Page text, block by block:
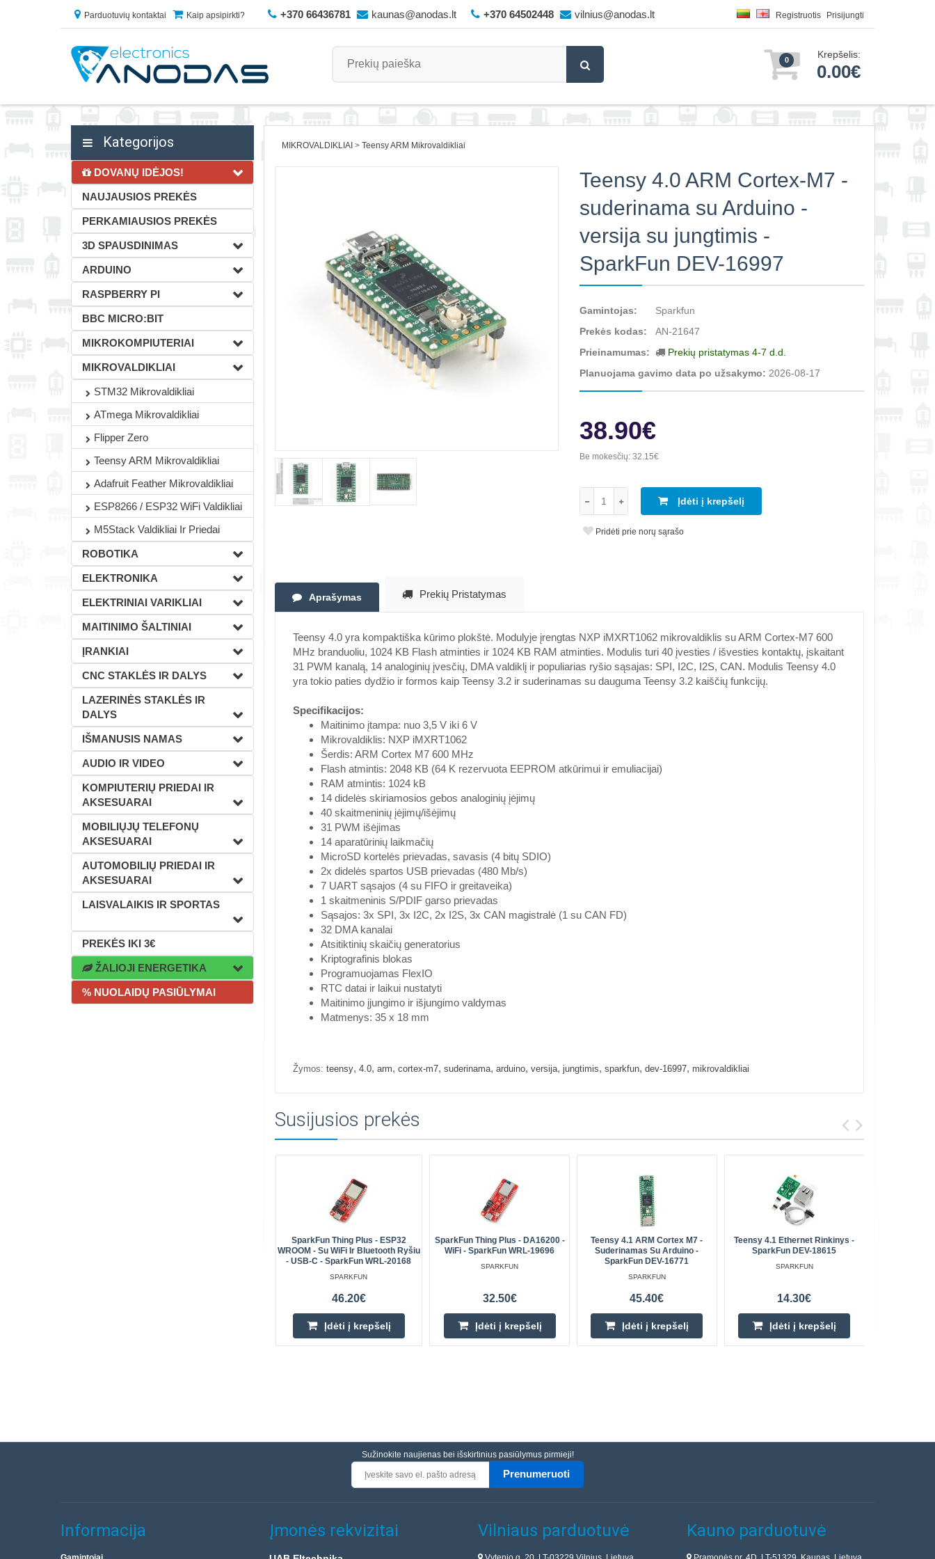
Parduotuvių kontaktai Kaip apsipirkti? +370 66436781 kaunas@anodas.lt +370 64502448 vilnius@anodas.lt Registruotis Prisijungti
0 Krepšelis:
0.00€
Kategorijos
DOVANŲ IDĖJOS!
NAUJAUSIOS PREKĖS
PERKAMIAUSIOS PREKĖS
3D SPAUSDINIMAS
ARDUINO
RASPBERRY PI
BBC MICRO:BIT
MIKROKOMPIUTERIAI
MIKROVALDIKLIAI
STM32 Mikrovaldikliai
ATmega Mikrovaldikliai
Flipper Zero
Teensy ARM Mikrovaldikliai
Adafruit Feather Mikrovaldikliai
ESP8266 / ESP32 WiFi Valdikliai
M5Stack Valdikliai Ir Priedai
ROBOTIKA
ELEKTRONIKA
ELEKTRINIAI VARIKLIAI
MAITINIMO ŠALTINIAI
ĮRANKIAI
CNC STAKLĖS IR DALYS
LAZERINĖS STAKLĖS IR
DALYS
IŠMANUSIS NAMAS
AUDIO IR VIDEO
KOMPIUTERIŲ PRIEDAI IR
AKSESUARAI
MOBILIŲJŲ TELEFONŲ
AKSESUARAI
AUTOMOBILIŲ PRIEDAI IR
AKSESUARAI
LAISVALAIKIS IR SPORTAS
PREKĖS IKI 3€
ŽALIOJI ENERGETIKA
% NUOLAIDŲ PASIŪLYMAI
MIKROVALDIKLIAI Teensy ARM Mikrovaldikliai
Teensy 4.0 ARM Cortex-M7 -
suderinama su Arduino -
versija su jungtimis -
SparkFun DEV-16997
Gamintojas:
Sparkfun
Prekės kodas:
AN-21647
Prieinamumas:
Prekių pristatymas 4-7 d.d.
Planuojama gavimo data po užsakymo: 2026-08-17
38.90€
Be mokesčių:32.15€
Įdėti į krepšelį
Pridėti prie norų sąrašo
Aprašymas Prekių Pristatymas
Teensy 4.0 yra kompaktiška kūrimo plokštė. Modulyje įrengtas NXP iMXRT1062 mikrovaldiklis su ARM Cortex-M7 600
MHz branduoliu, 1024 KB Flash atminties ir 1024 KB RAM atminties. Modulis turi 40 įvesties / išvesties kontaktų, įskaitant
31 PWM kanalą, 14 analoginių įvesčių, DMA valdiklį ir populiarias ryšio sąsajas: SPI, I2C, I2S, CAN. Modulis Teensy 4.0
yra tokio paties dydžio ir formos kaip Teensy 3.2 ir suderinamas su dauguma Teensy 3.2 kaiščių funkcijų.
Specifikacijos:
Maitinimo įtampa: nuo 3,5 V iki 6 V
Mikrovaldiklis: NXP iMXRT1062
Šerdis: ARM Cortex M7 600 MHz
Flash atmintis: 2048 KB (64 K rezervuota EEPROM atkūrimui ir emuliacijai)
RAM atmintis: 1024 kB
14 didelės skiriamosios gebos analoginių įėjimų
40 skaitmeninių įėjimų/išėjimų
31 PWM išėjimas
14 aparatūrinių laikmačių
MicroSD kortelės prievadas, savasis (4 bitų SDIO)
2x didelės spartos USB prievadas (480 Mb/s)
7 UART sąsajos (4 su FIFO ir greitaveika)
1 skaitmeninis S/PDIF garso prievadas
Sąsajos: 3x SPI, 3x I2C, 2x I2S, 3x CAN magistralė (1 su CAN FD)
32 DMA kanalai
Atsitiktinių skaičių generatorius
Kriptografinis blokas
Programuojamas FlexIO
RTC datai ir laikui nustatyti
Maitinimo įjungimo ir išjungimo valdymas
Matmenys: 35 x 18 mm
Žymos: teensy, 4.0, arm, cortex-m7, suderinama, arduino, versija, jungtimis, sparkfun, dev-16997, mikrovaldikliai
Susijusios prekės
SparkFun Thing Plus - ESP32
WROOM - Su WiFi Ir Bluetooth Ryšiu
- USB-C - SparkFun WRL-20168
SPARKFUN
46.20€
Įdėti į krepšelį
SparkFun Thing Plus - DA16200 -
WiFi - SparkFun WRL-19696
SPARKFUN
32.50€
Įdėti į krepšelį
Teensy 4.1 ARM Cortex M7 -
Suderinamas Su Arduino -
SparkFun DEV-16771
SPARKFUN
45.40€
Įdėti į krepšelį
Teensy 4.1 Ethernet Rinkinys -
SparkFun DEV-18615
SPARKFUN
14.30€
Įdėti į krepšelį
Sužinokite naujienas bei išskirtinius pasiūlymus pirmieji!
Prenumeruoti
Informacija Įmonės rekvizitai Vilniaus parduotuvė Kauno parduotuvė